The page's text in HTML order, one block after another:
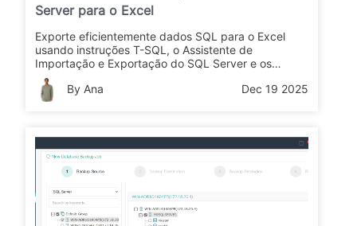
Server para o Excel
Exporte eficientemente dados SQL para o Excel
usando instruções T-SQL, o Assistente de
Importação e Exportação do SQL Server e os
recursos nativos do Excel.
By Ana
Dec 19 2025